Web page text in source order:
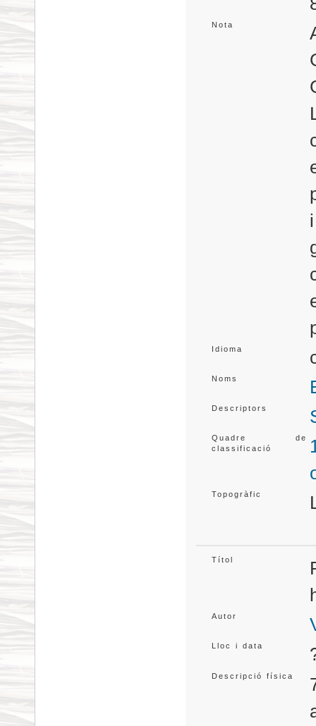
Nota
Idioma
Noms
Descriptors
Quadre de
classificació
Topogràfic
Títol
Autor
Lloc i data
Descripció física